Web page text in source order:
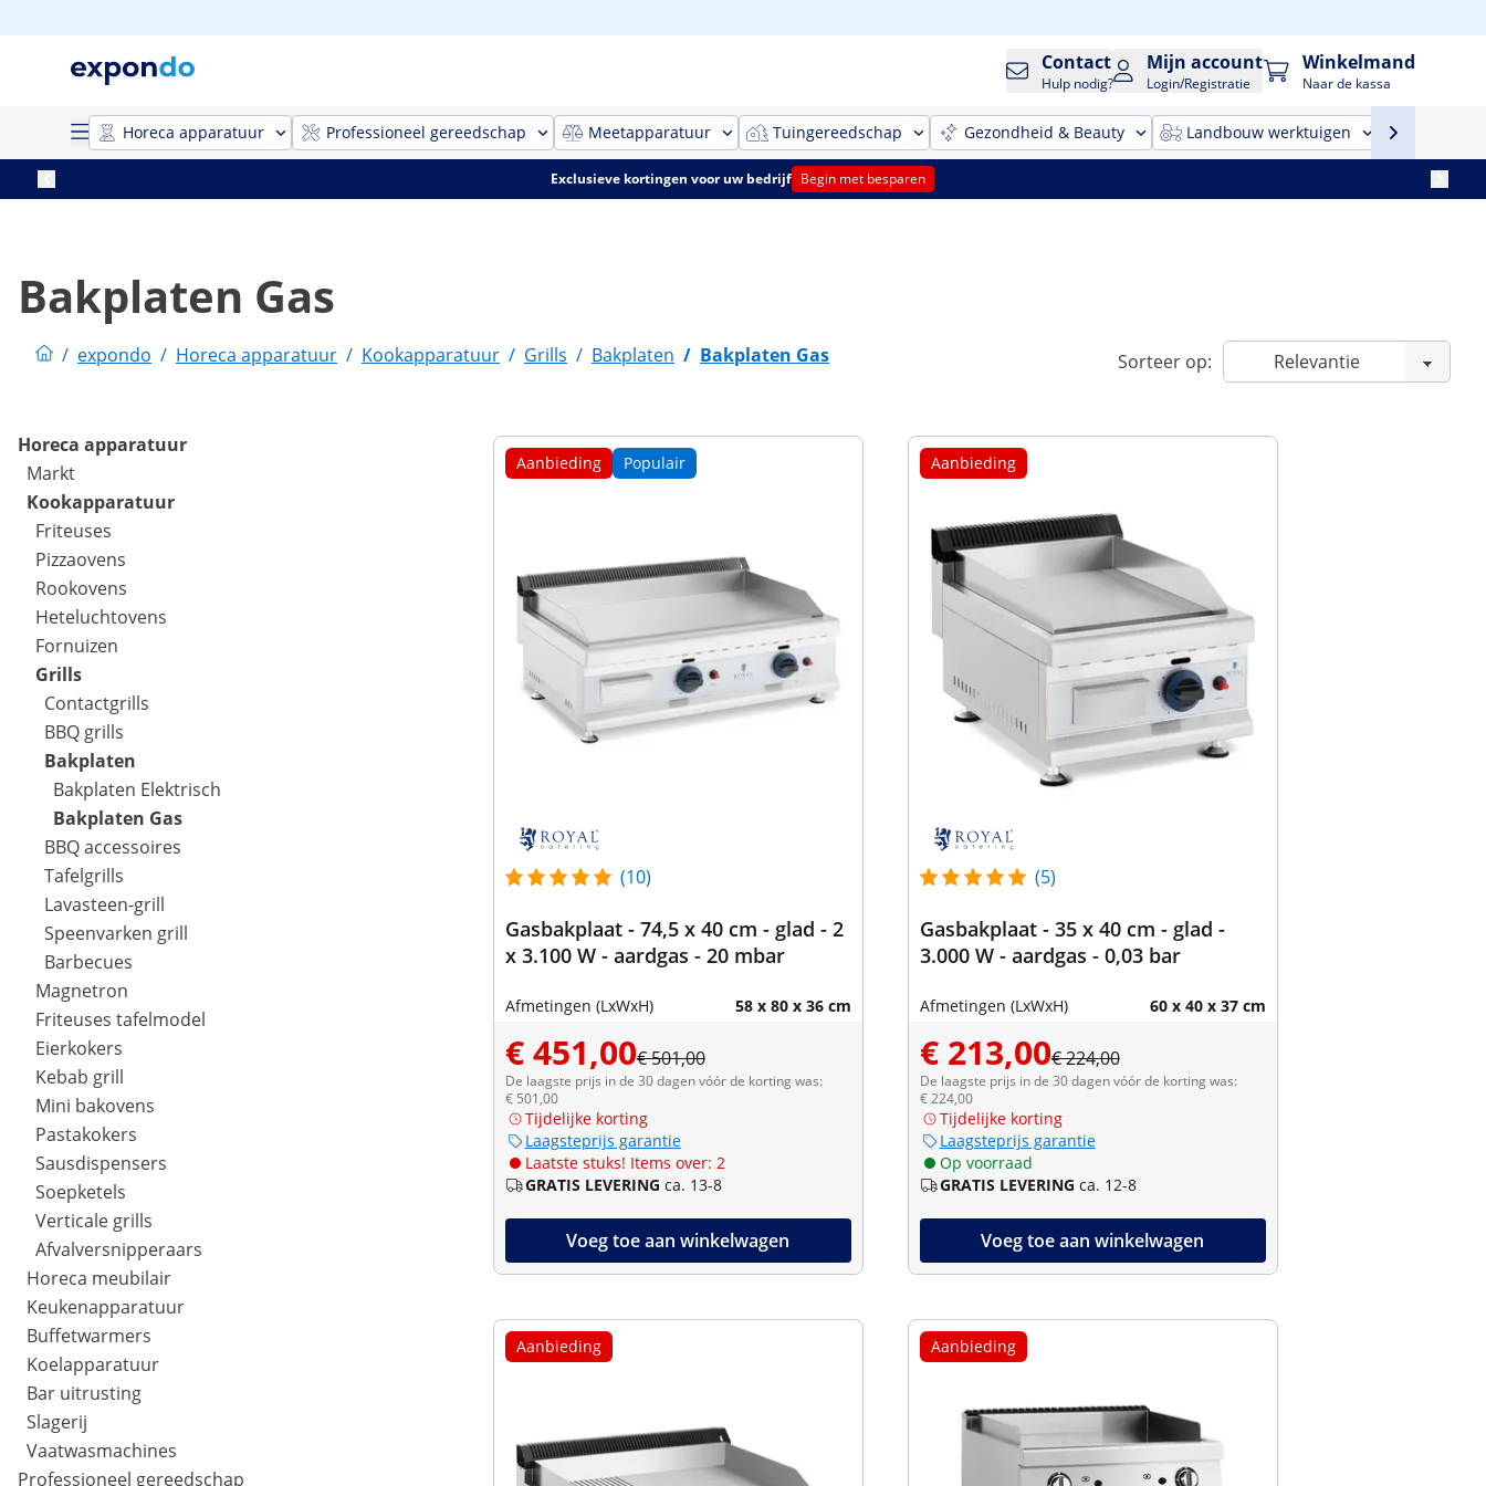
Contact
Hulp nodig?
Mijn account
Login/Registratie
Winkelmand
Naar de kassa
Horeca apparatuur Professioneel gereedschap Meetapparatuur Tuingereedschap Gezondheid & Beauty Landbouw werktuigen
Exclusieve kortingen voor uw bedrijf Begin met besparen
Bakplaten Gas
/ expondo / Horeca apparatuur / Kookapparatuur / Grills / Bakplaten / Bakplaten Gas Sorteer op:
Horeca apparatuur
Markt
Kookapparatuur
Friteuses
Pizzaovens
Rookovens
Heteluchtovens
Fornuizen
Grills
Contactgrills
BBQ grills
Bakplaten
Bakplaten Elektrisch
Bakplaten Gas
BBQ accessoires
Tafelgrills
Lavasteen-grill
Speenvarken grill
Barbecues
Magnetron
Friteuses tafelmodel
Eierkokers
Kebab grill
Mini bakovens
Pastakokers
Sausdispensers
Soepketels
Verticale grills
Afvalversnipperaars
Horeca meubilair
Keukenapparatuur
Buffetwarmers
Koelapparatuur
Bar uitrusting
Slagerij
Vaatwasmachines
Professioneel gereedschap
Aanbieding Populair
(10)
Gasbakplaat - 74,5 x 40 cm - glad - 2
x 3.100 W - aardgas - 20 mbar
Afmetingen (LxWxH) 58 x 80 x 36 cm
€ 451,00€ 501,00
De laagste prijs in de 30 dagen vóór de korting was:
€ 501,00
Tijdelijke korting
Laagsteprijs garantie
Laatste stuks! Items over: 2
GRATIS LEVERING ca. 13-8
Voeg toe aan winkelwagen
Aanbieding
(5)
Gasbakplaat - 35 x 40 cm - glad -
3.000 W - aardgas - 0,03 bar
Afmetingen (LxWxH) 60 x 40 x 37 cm
€ 213,00€ 224,00
De laagste prijs in de 30 dagen vóór de korting was:
€ 224,00
Tijdelijke korting
Laagsteprijs garantie
Op voorraad
GRATIS LEVERING ca. 12-8
Voeg toe aan winkelwagen
Aanbieding Aanbieding